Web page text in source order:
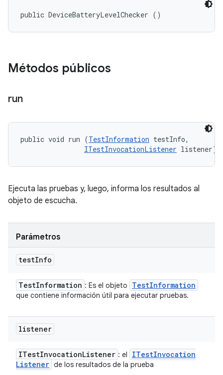
public DeviceBatteryLevelChecker ()
Métodos públicos
run
public void run (TestInformation testInfo,
ITestInvocationListener listener)
Ejecuta las pruebas y, luego, informa los resultados al
objeto de escucha.
Parámetros
testInfo
TestInformation : Es el objeto TestInformation
que contiene información útil para ejecutar pruebas.
listener
ITestInvocationListener : el ITestInvocation
Listener de los resultados de la prueba